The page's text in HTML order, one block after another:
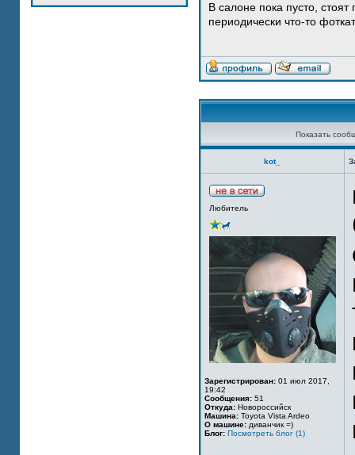
В салоне пока пусто,
периодически что-то
Показать
kot_
Любитель
Зарегистрирован: 01 июл 2017,
19:42
Сообщения: 51
Откуда: Новороссийск
Машина: Toyota Vista Ardeo
О машине: диванчик =)
Блог: Посмотреть блог (1)